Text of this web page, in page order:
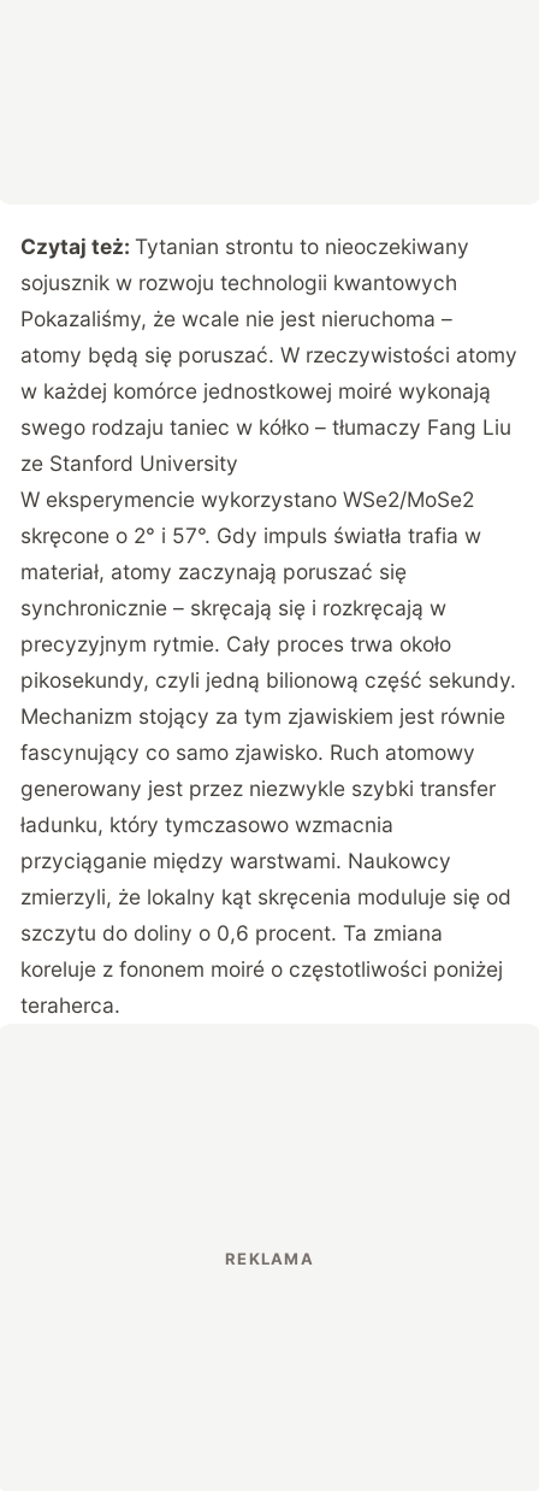
Czytaj też:Tytanian strontu to nieoczekiwany
sojusznik w rozwoju technologii kwantowych
Pokazaliśmy, że wcale nie jest nieruchoma –
atomy będą się poruszać. W rzeczywistości atomy
w każdej komórce jednostkowej moiré wykonają
swego rodzaju taniec w kółko – tłumaczy Fang Liu
ze Stanford University
W eksperymencie wykorzystano WSe2/MoSe2
skręcone o 2° i 57°. Gdy impuls światła trafia w
materiał, atomy zaczynają poruszać się
synchronicznie – skręcają się i rozkręcają w
precyzyjnym rytmie. Cały proces trwa około
pikosekundy, czyli jedną bilionową część sekundy.
Mechanizm stojący za tym zjawiskiem jest równie
fascynujący co samo zjawisko. Ruch atomowy
generowany jest przez niezwykle szybki transfer
ładunku, który tymczasowo wzmacnia
przyciąganie między warstwami. Naukowcy
zmierzyli, że lokalny kąt skręcenia moduluje się od
szczytu do doliny o 0,6 procent. Ta zmiana
koreluje z fononem moiré o częstotliwości poniżej
teraherca.